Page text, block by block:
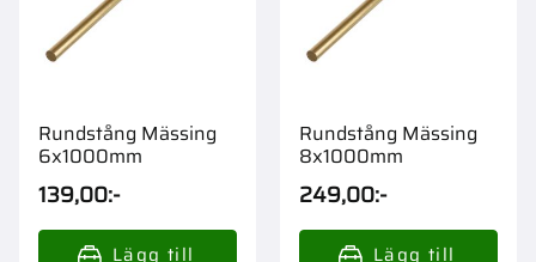
Rundstång Mässing
6x1000mm
139,00:-
Rundstång Mässing
8x1000mm
249,00:-